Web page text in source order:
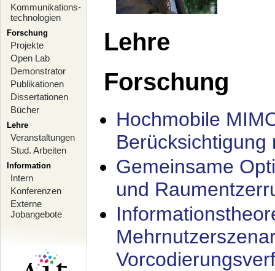
Kommunikations-
technologien
Forschung
Projekte
Open Lab
Demonstrator
Publikationen
Dissertationen
Bücher
Lehre
Veranstaltungen
Stud. Arbeiten
Information
Intern
Konferenzen
Externe
Jobangebote
Lehre
Forschung
Hochmobile
Berücksichtigung
Gemeinsame
und